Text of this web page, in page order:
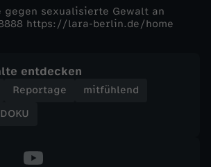
gegen sexualisierte Gewalt an
https://lara-berlin.de/home
entdecken
Reportage
mitfühlend